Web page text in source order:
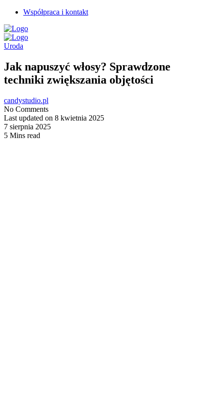
Współpraca i kontakt
Uroda
Jak napuszyć włosy? Sprawdzone
techniki zwiększania objętości
candystudio.pl
No Comments
Last updated on 8 kwietnia 2025
7 sierpnia 2025
5 Mins read